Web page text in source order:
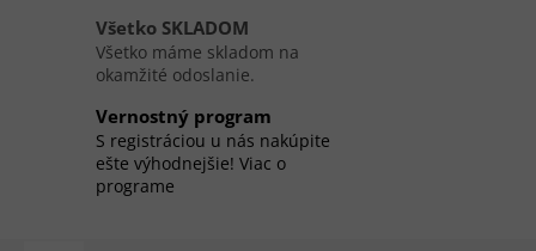
Všetko SKLADOM
Všetko máme skladom na
okamžité odoslanie.
Vernostný program
S registráciou u nás nakúpite
ešte výhodnejšie! Viac o
programe